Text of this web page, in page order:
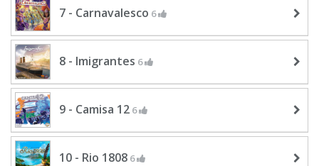
7 - Carnavalesco 6
8 - Imigrantes 6
9 - Camisa 12 6
10 - Rio 1808 6